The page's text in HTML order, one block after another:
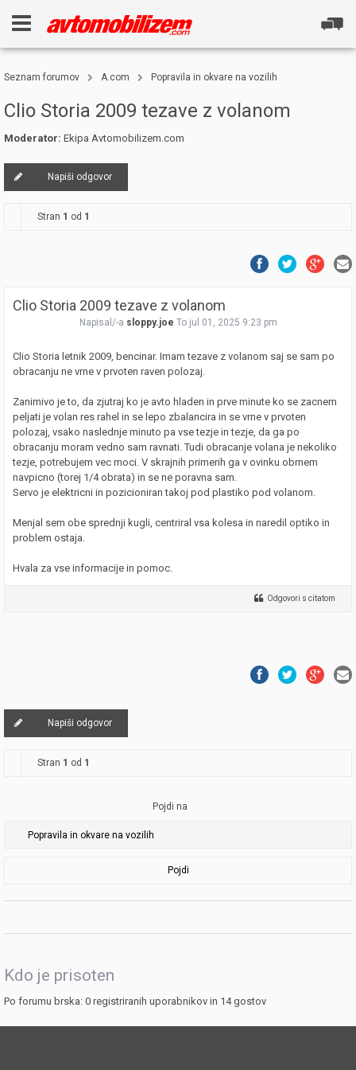
Seznam forumov A.com Popravila in okvare na vozilih
Clio Storia 2009 tezave z volanom
Moderator: Ekipa Avtomobilizem.com
Napiši odgovor
Stran 1 od 1
Clio Storia 2009 tezave z volanom
Napisal/-a sloppy.joe To jul 01, 2025 9:23 pm
Clio Storia letnik 2009, bencinar. Imam tezave z volanom saj se sam po
obracanju ne vrne v prvoten raven polozaj.
Zanimivo je to, da zjutraj ko je avto hladen in prve minute ko se zacnem
peljati je volan res rahel in se lepo zbalancira in se vrne v prvoten
polozaj, vsako naslednje minuto pa vse tezje in tezje, da ga po
obracanju moram vedno sam ravnati. Tudi obracanje volana je nekoliko
tezje, potrebujem vec moci. V skrajnih primerih ga v ovinku obrnem
navpicno (torej 1/4 obrata) in se ne poravna sam.
Servo je elektricni in pozicioniran takoj pod plastiko pod volanom.
Menjal sem obe sprednji kugli, centriral vsa kolesa in naredil optiko in
problem ostaja.
Hvala za vse informacije in pomoc.
Odgovori s citatom
Napiši odgovor
Stran 1 od 1
Pojdi na
Pojdi
Kdo je prisoten
Po forumu brska: 0 registriranih uporabnikov in 14 gostov